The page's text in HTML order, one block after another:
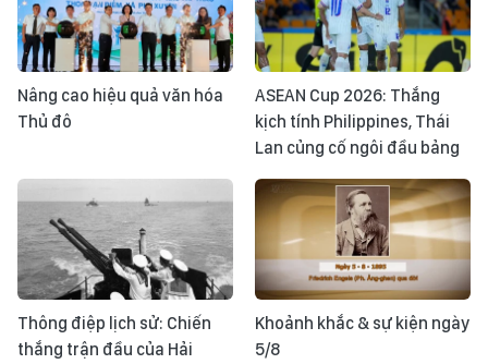
Nâng cao hiệu quả văn hóa
Thủ đô
ASEAN Cup 2026: Thắng
kịch tính Philippines, Thái
Lan củng cố ngôi đầu bảng
Thông điệp lịch sử: Chiến
thắng trận đầu của Hải
Khoảnh khắc & sự kiện ngày
5/8